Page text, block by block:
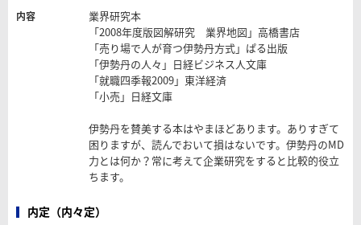
内容
業界研究本
「2008年度版図解研究 業界地図」高橋書店
「売り場で人が育つ伊勢丹方式」ぱる出版
「伊勢丹の人々」日経ビジネス人文庫
「就職四季報2009」東洋経済
「小売」日経文庫
伊勢丹を賛美する本はやまほどあります。ありすぎて
困りますが、読んでおいて損はないです。伊勢丹のMD
力とは何か？常に考えて企業研究をすると比較的役立
ちます。
内定（内々定）